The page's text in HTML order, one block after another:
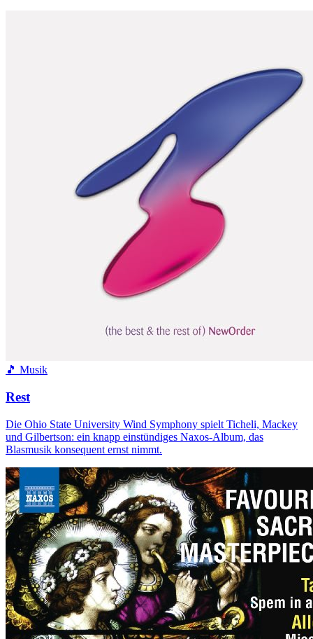
🎵 Musik
Rest
Die Ohio State University Wind Symphony spielt Ticheli, Mackey
und Gilbertson: ein knapp einstündiges Naxos-Album, das
Blasmusik konsequent ernst nimmt.